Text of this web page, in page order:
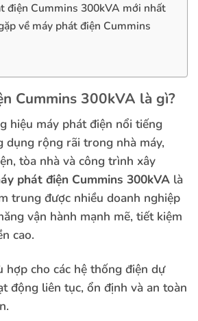
điện Cummins 300kVA mới nhất
về máy phát điện Cummins
Cummins 300kVA là gì?
hiệu máy phát điện nổi tiếng
dụng rộng rãi trong nhà máy,
tòa nhà và công trình xây
phát điện Cummins 300kVA là
trung được nhiều doanh nghiệp
vận hành mạnh mẽ, tiết kiệm
cao.
hợp cho các hệ thống điện dự
động liên tục, ổn định và an toàn